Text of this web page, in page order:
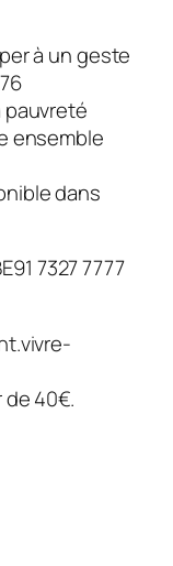
à un geste
ensemble
dans
7327 7777
40€.